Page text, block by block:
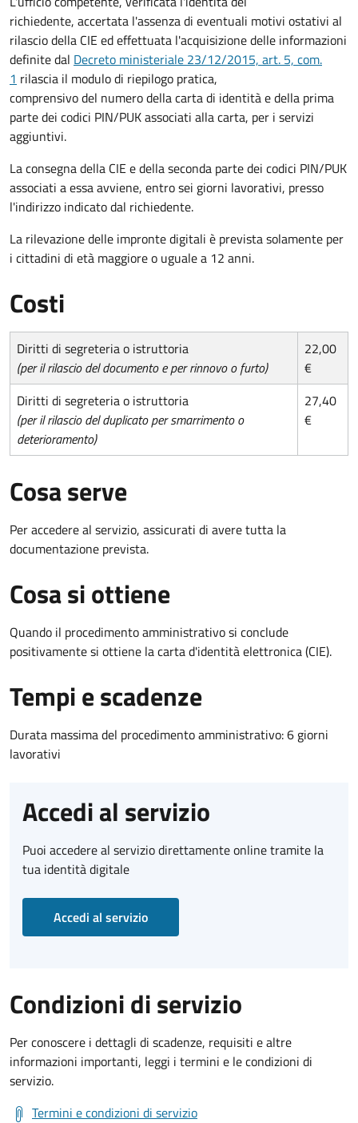
richiedente, accertata l'assenza di eventuali motivi ostativi al
rilascio della CIE ed effettuata l'acquisizione delle informazioni
definite dal Decreto ministeriale 23/12/2015, art. 5, com.
1 rilascia il modulo di riepilogo pratica,
comprensivo del numero della carta di identità e della prima
parte dei codici PIN/PUK associati alla carta, per i servizi
aggiuntivi.
La consegna della CIE e della seconda parte dei codici PIN/PUK
associati a essa avviene, entro sei giorni lavorativi, presso
l'indirizzo indicato dal richiedente.
La rilevazione delle impronte digitali è prevista solamente per
i cittadini di età maggiore o uguale a 12 anni.
Costi
Diritti di segreteria o istruttoria
(per il rilascio del documento e per rinnovo o furto)
22,00
€
Diritti di segreteria o istruttoria
(per il rilascio del duplicato per smarrimento o
deterioramento)
27,40
€
Cosa serve
Per accedere al servizio, assicurati di avere tutta la
documentazione prevista.
Cosa si ottiene
Quando il procedimento amministrativo si conclude
positivamente si ottiene la carta d'identità elettronica (CIE).
Tempi e scadenze
Durata massima del procedimento amministrativo: 6 giorni
lavorativi
Accedi al servizio
Puoi accedere al servizio direttamente online tramite la
tua identità digitale
Accedi al servizio
Condizioni di servizio
Per conoscere i dettagli di scadenze, requisiti e altre
informazioni importanti, leggi i termini e le condizioni di
servizio.
Termini e condizioni di servizio